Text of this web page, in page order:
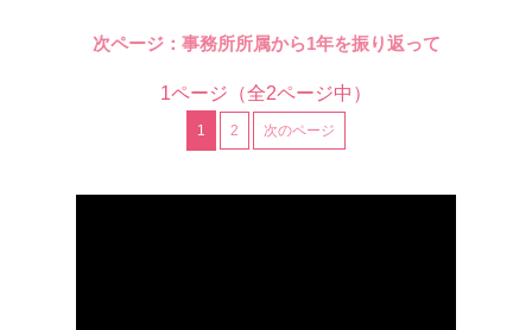
次ページ：事務所所属から1年を振り返って
1ページ （全2ページ中）
1 2 次のページ